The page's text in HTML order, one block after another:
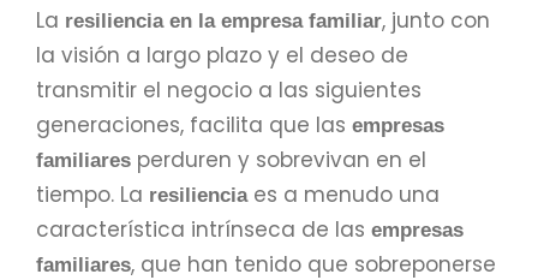
La resiliencia en la empresa familiar, junto con
la visión a largo plazo y el deseo de
transmitir el negocio a las siguientes
generaciones, facilita que las empresas
familiares perduren y sobrevivan en el
tiempo. La resilienciaes a menudo una
característica intrínseca de las empresas
familiares, que han tenido que sobreponerse